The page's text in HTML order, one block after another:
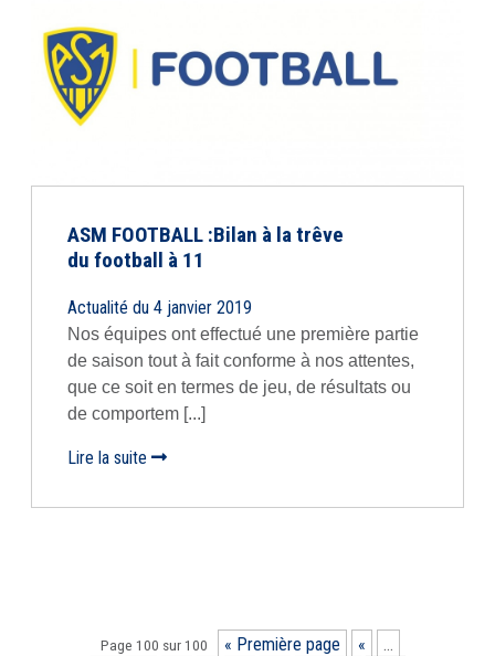
ASM FOOTBALL :Bilan à la trêve
du football à 11
Actualité du 4 janvier 2019
Nos équipes ont effectué une première partie
de saison tout à fait conforme à nos attentes,
que ce soit en termes de jeu, de résultats ou
de comportem [...]
Lire la suite
Page 100 sur 100 « Première page «
…